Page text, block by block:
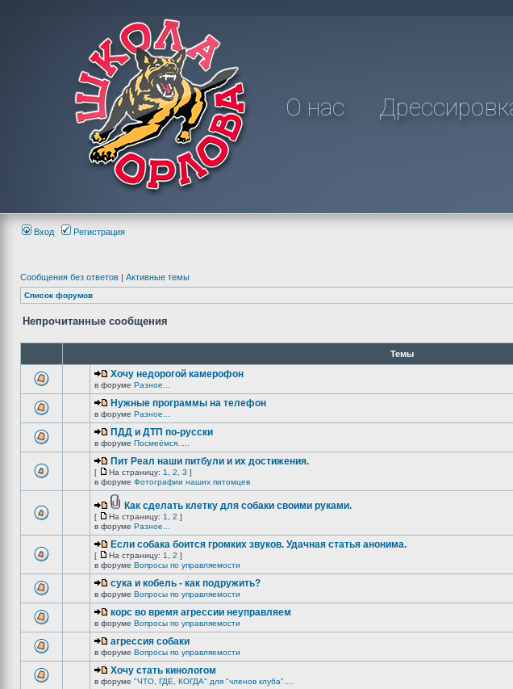
О нас
Вход Регистрация
Сообщения без ответов | Активные темы
Список форумов
Непрочитанные сообщения
Темы
Хочу недорогой камерофон
в форуме Разное...
Нужные программы на телефон
в форуме Разное...
ПДД и ДТП по-русски
в форуме Посмеёмся.....
Пит Реал наши питбули и их достижения.
[ На страницу: 1 2 3 ]
в форуме Фотографии наших питомцев
Как сделать клетку для собаки своими руками.
[ На страницу: 1 2 ]
в форуме Разное...
Если собака боится громких звуков. Удачная статья анонима.
[ На страницу: 1 2 ]
в форуме Вопросы по управляемости
сука и кобель - как подружить?
в форуме Вопросы по управляемости
корс во время агрессии неуправляем
в форуме Вопросы по управляемости
агрессия собаки
в форуме Вопросы по управляемости
Хочу стать кинологом
в форуме "ЧТО, ГДЕ, КОГДА" для "членов клуба"....